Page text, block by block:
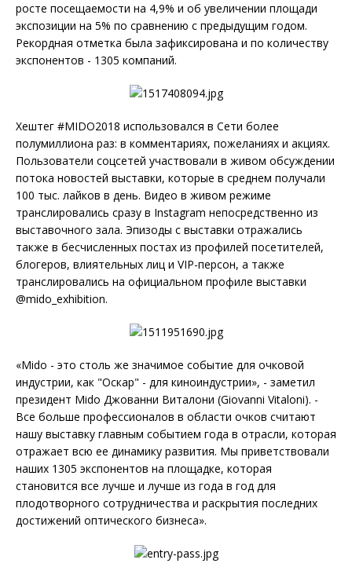
росте посещаемости на 4,9% и об увеличении площади
экспозиции на 5% по сравнению с предыдущим годом.
Рекордная отметка была зафиксирована и по количеству
экспонентов - 1305 компаний.
Хештег #MIDO2018 использовался в Сети более
полумиллиона раз: в комментариях, пожеланиях и акциях.
Пользователи соцсетей участвовали в живом обсуждении
потока новостей выставки, которые в среднем получали
100 тыс. лайков в день. Видео в живом режиме
транслировались сразу в Instagram непосредственно из
выставочного зала. Эпизоды с выставки отражались
также в бесчисленных постах из профилей посетителей,
блогеров, влиятельных лиц и VIP-персон, а также
транслировались на официальном профиле выставки
@mido_exhibition.
«Mido - это столь же значимое событие для очковой
индустрии, как "Оскар" - для киноиндустрии», - заметил
президент Mido Джованни Виталони (Giovanni Vitaloni). -
Все больше профессионалов в области очков считают
нашу выставку главным событием года в отрасли, которая
отражает всю ее динамику развития. Мы приветствовали
наших 1305 экспонентов на площадке, которая
становится все лучше и лучше из года в год для
плодотворного сотрудничества и раскрытия последних
достижений оптического бизнеса».